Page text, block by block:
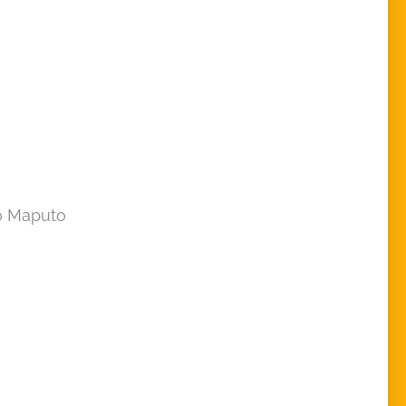
Maputo